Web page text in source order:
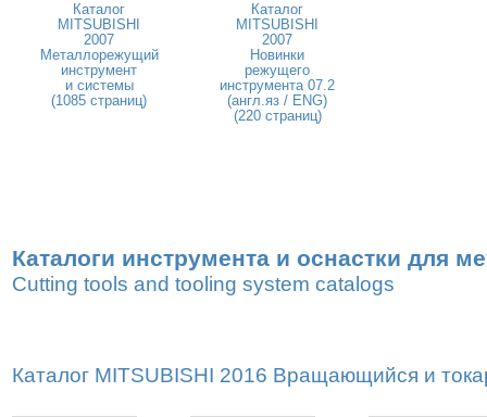
Каталог
MITSUBISHI
2007
Металлорежущий
инструмент
и системы
(1085 страниц)
Каталог
MITSUBISHI
2007
Новинки
режущего
инструмента 07.2
(англ.яз / ENG)
(220 страниц)
Каталоги инструмента и оснастки для
Cutting tools and tooling system catalogs
Каталог MITSUBISHI 2016 Вращающийся и